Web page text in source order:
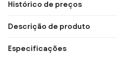
Histórico de preços
Descrição de produto
Especificações